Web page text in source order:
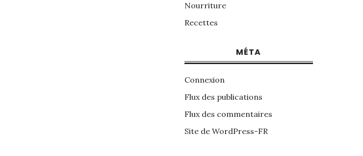
Nourriture
Recettes
MÉTA
Connexion
Flux des publications
Flux des commentaires
Site de WordPress-FR